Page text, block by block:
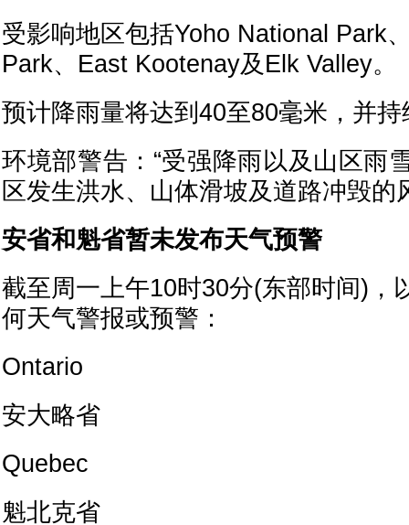
受影响地区包括Yoho National Park
Park、East Kootenay及Elk Valley。
预计降雨量将达到40至80毫米，并
环境部警告：“受强降雨以及山区雨
区发生洪水、山体滑坡及道路冲毁的
安省和魁省暂未发布天气预警
截至周一上午10时30分(东部时间)，
何天气警报或预警：
Ontario
安大略省
Quebec
魁北克省